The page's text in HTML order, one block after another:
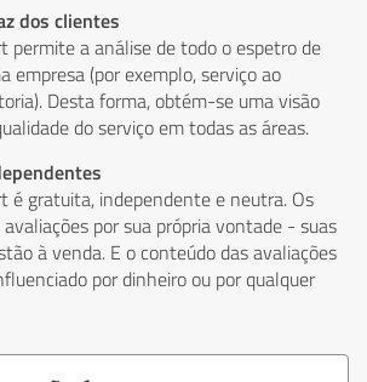
dos clientes
permite a análise de todo o espetro de
empresa (por exemplo, serviço ao
Desta forma, obtém-se uma visão
do serviço em todas as áreas.
é gratuita, independente e neutra. Os
por sua própria vontade - suas
à venda. E o conteúdo das avaliações
por dinheiro ou por qualquer